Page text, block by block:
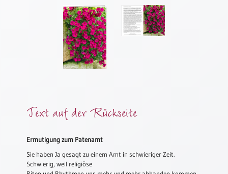
Trauer
Taufe
Schulanfang
Text auf der Rückseite
Ermutigung zum Patenamt
Sie haben Ja gesagt zu einem Amt in schwieriger Zeit.
Schwierig, weil religiöse